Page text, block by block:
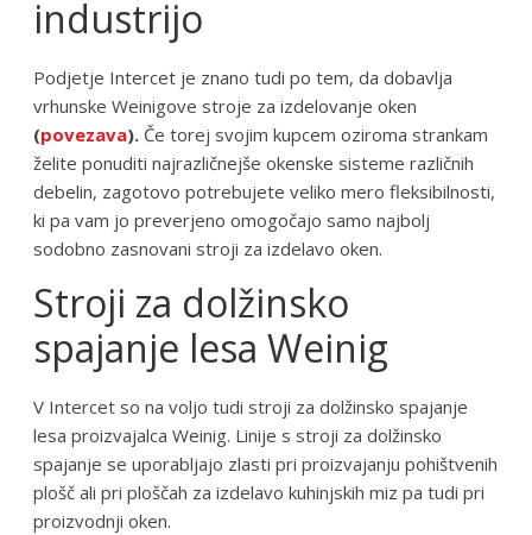
industrijo
Podjetje Intercet je znano tudi po tem, da dobavlja
vrhunske Weinigove stroje za izdelovanje oken
(povezava). Če torej svojim kupcem oziroma strankam
želite ponuditi najrazličnejše okenske sisteme različnih
debelin, zagotovo potrebujete veliko mero fleksibilnosti,
ki pa vam jo preverjeno omogočajo samo najbolj
sodobno zasnovani stroji za izdelavo oken.
Stroji za dolžinsko
spajanje lesa Weinig
V Intercet so na voljo tudi stroji za dolžinsko spajanje
lesa proizvajalca Weinig. Linije s stroji za dolžinsko
spajanje se uporabljajo zlasti pri proizvajanju pohištvenih
plošč ali pri ploščah za izdelavo kuhinjskih miz pa tudi pri
proizvodnji oken.